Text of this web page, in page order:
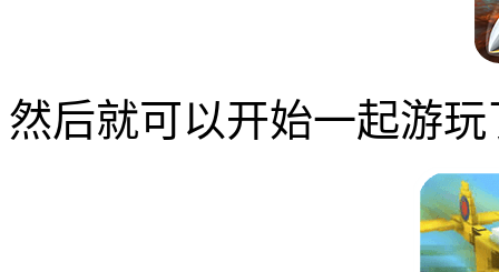
然后就可以开始一起游玩